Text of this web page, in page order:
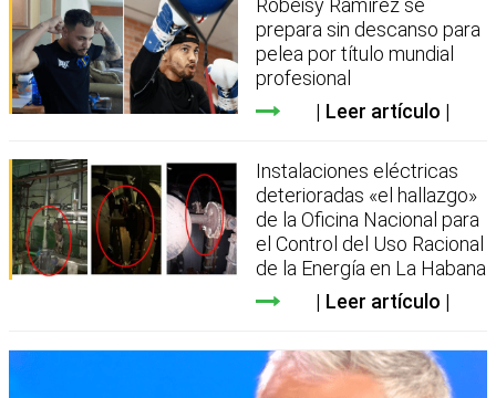
Robeisy Ramírez se
prepara sin descanso para
pelea por título mundial
profesional
Leer artículo
Instalaciones eléctricas
deterioradas «el hallazgo»
de la Oficina Nacional para
el Control del Uso Racional
de la Energía en La Habana
Leer artículo